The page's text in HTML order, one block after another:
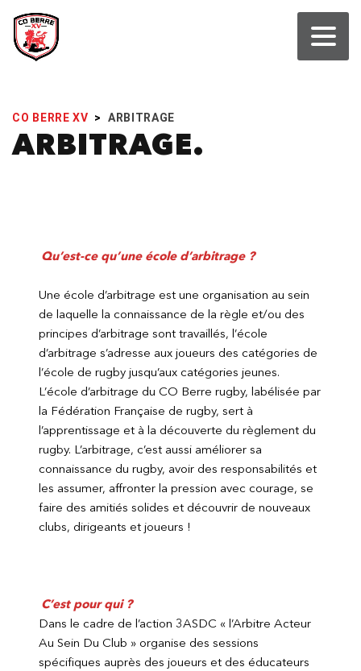
CO BERRE XV > ARBITRAGE
ARBITRAGE
Qu’est-ce qu’une école d’arbitrage ?
Une école d’arbitrage est une organisation au sein
de laquelle la connaissance de la règle et/ou des
principes d’arbitrage sont travaillés, l’école
d’arbitrage s’adresse aux joueurs des catégories de
l’école de rugby jusqu’aux catégories jeunes.
L’école d’arbitrage du CO Berre rugby, labélisée par
la Fédération Française de rugby, sert à
l’apprentissage et à la découverte du règlement du
rugby. L’arbitrage, c’est aussi améliorer sa
connaissance du rugby, avoir des responsabilités et
les assumer, affronter la pression avec courage, se
faire des amitiés solides et découvrir de nouveaux
clubs, dirigeants et joueurs !
C’est pour qui ?
Dans le cadre de l’action 3ASDC « l’Arbitre Acteur
Au Sein Du Club » organise des sessions
spécifiques auprès des joueurs et des éducateurs